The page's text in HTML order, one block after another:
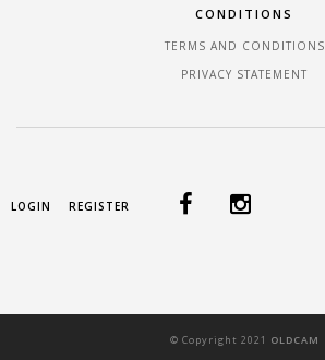
CONDITIONS
TERMS AND CONDITIONS
PRIVACY STATEMENT
LOGIN REGISTER
© Copyright 2021 OLDCAM